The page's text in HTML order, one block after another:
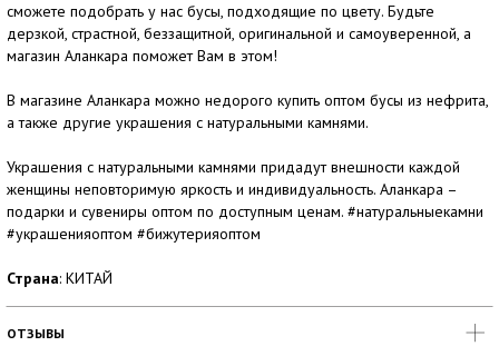
сможете подобрать у нас бусы, подходящие по цвету. Будьте
дерзкой, страстной, беззащитной, оригинальной и самоуверенной, а
магазин Аланкара поможет Вам в этом!
В магазине Аланкара можно недорого купить оптом бусы из нефрита,
а также другие украшения с натуральными камнями.
Украшения с натуральными камнями придадут внешности каждой
женщины неповторимую яркость и индивидуальность. Аланкара –
подарки и сувениры оптом по доступным ценам. #натуральныекамни
#украшенияоптом #бижутерияоптом
Страна: КИТАЙ
ОТЗЫВЫ